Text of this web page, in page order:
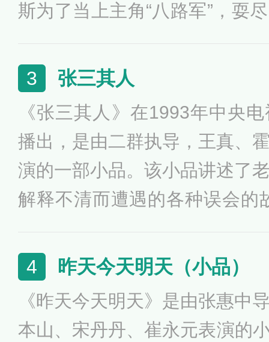
斯为了当上主角“八路军”，耍
等问题又不自觉地回归了“叛徒
3 张三其人
《张三其人》在1993年中央
播出，是由二群执导，王真、
演的一部小品。该小品讲述了
解释不清而遭遇的各种误会的
品的题材虽然不算重大，但却
括了人性的某些弱点，是难得
4 昨天今天明天（小品）
《昨天今天明天》是由张惠中
本山、宋丹丹、崔永元表演的